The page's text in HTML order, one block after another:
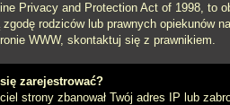
Privacy and Protection Act of 1998, to
zgodę rodziców lub prawnych
WWW, skontaktuj się z prawnikiem.
zarejestrować?
strony zbanował Twój adres IP lub